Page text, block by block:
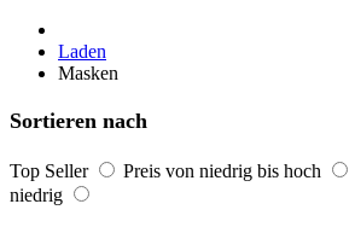
Laden
Masken
Sortieren nach
Top Seller Preis von niedrig bis hoch
niedrig